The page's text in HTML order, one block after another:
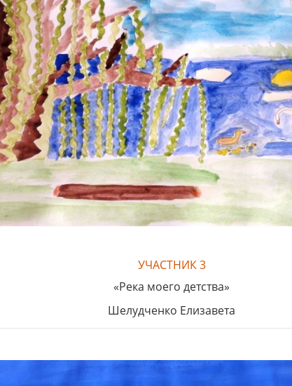
УЧАСТНИК 3
«Река моего детства»
Шелудченко Елизавета